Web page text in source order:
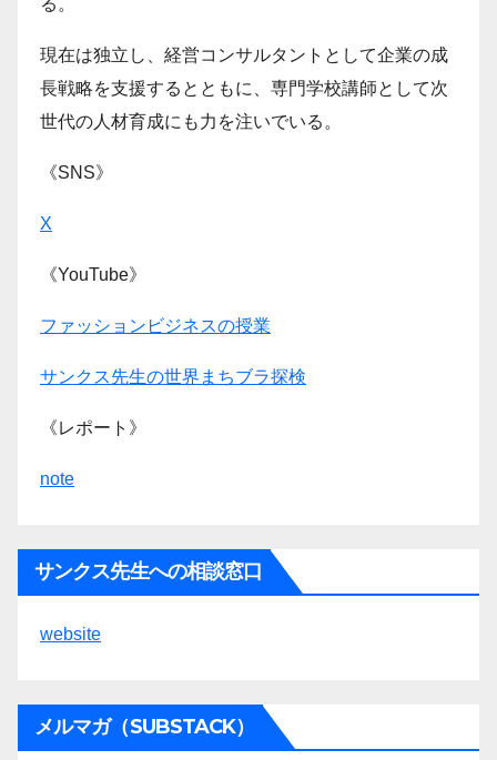
現在は独立し、経営コンサルタントとして企業の成
長戦略を支援するとともに、専門学校講師として次
世代の人材育成にも力を注いでいる。
《SNS》
X
《YouTube》
ファッションビジネスの授業
サンクス先生の世界まちブラ探検
《レポート》
note
サンクス先生への相談窓口
website
メルマガ（SUBSTACK）